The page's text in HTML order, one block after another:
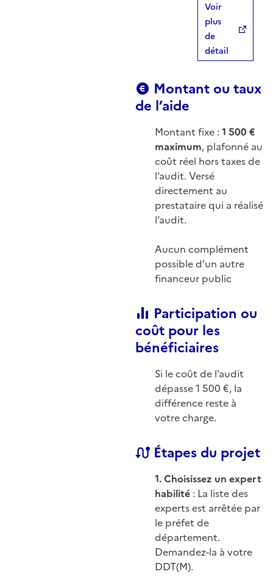
Voir
plus
de
détail
Montant ou taux
de l’aide
Montant fixe : 1 500 €
maximum, plafonné au
coût réel hors taxes de
l’audit. Versé
directement au
prestataire qui a réalisé
l’audit.
Aucun complément
possible d’un autre
financeur public
Participation ou
coût pour les
bénéficiaires
Si le coût de l’audit
dépasse 1 500 €, la
différence reste à
votre charge.
Étapes du projet
1. Choisissez un expert
habilité : La liste des
experts est arrêtée par
le préfet de
département.
Demandez-la à votre
DDT(M).